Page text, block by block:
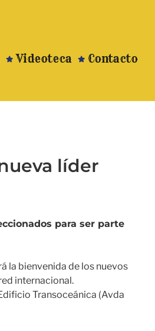
Videoteca Contacto
líder
para ser parte
la bienvenida de los nuevos
internacional.
Transoceánica (Avda